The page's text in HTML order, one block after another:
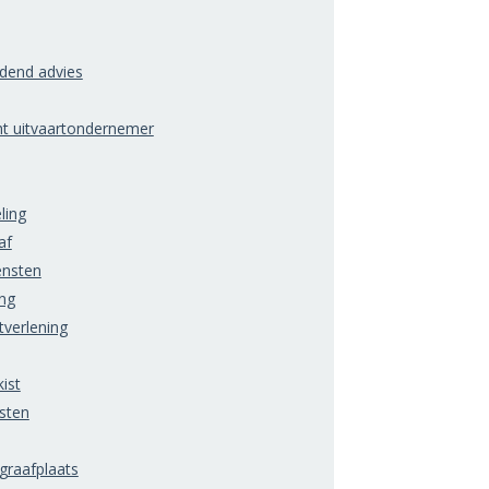
advies
uitvaartondernemer